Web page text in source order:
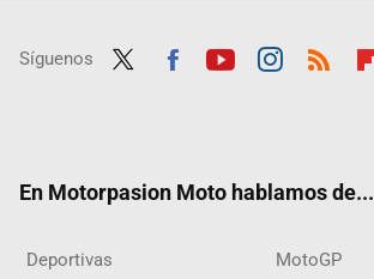
Síguenos
En Motorpasion Moto hablamos de...
Deportivas MotoGP